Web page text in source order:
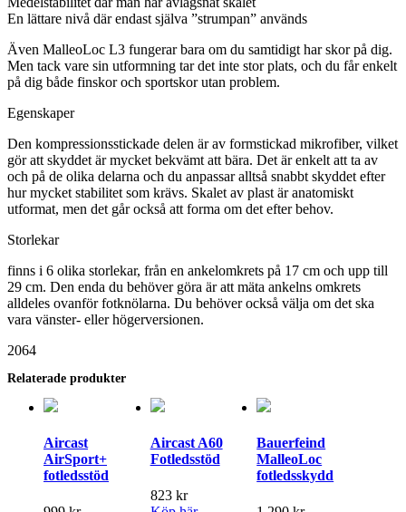
En lättare nivå där endast själva ”strumpan” används
Även MalleoLoc L3 fungerar bara om du samtidigt har skor på dig.
Men tack vare sin utformning tar det inte stor plats, och du får enkelt
på dig både finskor och sportskor utan problem.
Egenskaper
Den kompressionsstickade delen är av formstickad mikrofiber, vilket
gör att skyddet är mycket bekvämt att bära. Det är enkelt att ta av
och på de olika delarna och du anpassar alltså snabbt skyddet efter
hur mycket stabilitet som krävs. Skalet av plast är anatomiskt
utformat, men det går också att forma om det efter behov.
Storlekar
finns i 6 olika storlekar, från en ankelomkrets på 17 cm och upp till
29 cm. Den enda du behöver göra är att mäta ankelns omkrets
alldeles ovanför fotknölarna. Du behöver också välja om det ska
vara vänster- eller högerversionen.
2064
Relaterade produkter
Aircast
AirSport+
fotledsstöd
Aircast A60
Fotledsstöd
823 kr
Bauerfeind
MalleoLoc
fotledsskydd